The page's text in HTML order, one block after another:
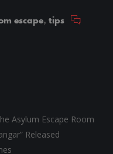
escape, tips
Asylum Escape Room
Released